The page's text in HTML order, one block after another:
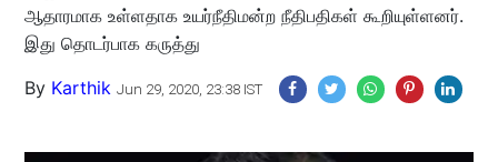
ஆதாரமாக உள்ளதாக உயர்நீதிமன்ற நீதிபதிகள் கூறியுள்ளனர்.
இது தொடர்பாக கருத்து
By Karthik Jun 29, 2020, 23:38 IST